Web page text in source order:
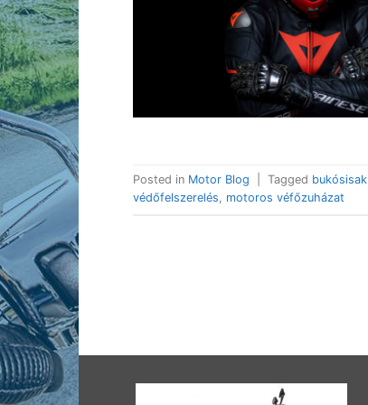
Posted in Motor Blog Tagged bukósisak
védőfelszerelés
motoros véfőzuházat